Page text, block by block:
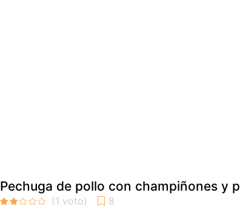
Pechuga de pollo con champiñones y